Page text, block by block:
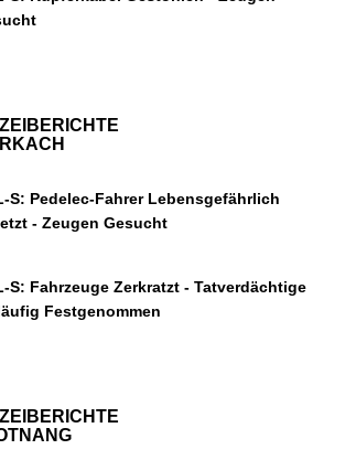
S: Pedelec-Fahrer Lebensgefährlich
- Zeugen Gesucht
S: Fahrzeuge Zerkratzt - Tatverdächtige
Festgenommen